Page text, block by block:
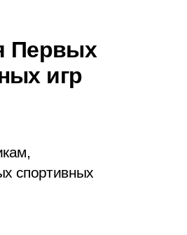
Первых
игр
спортивных